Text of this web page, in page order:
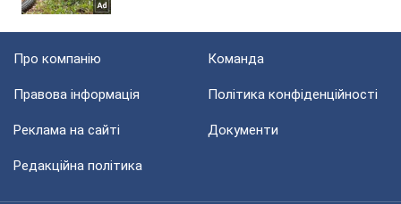
Про компанію Команда
Правова інформація Політика конфіденційності
Реклама на сайті Документи
Редакційна політика